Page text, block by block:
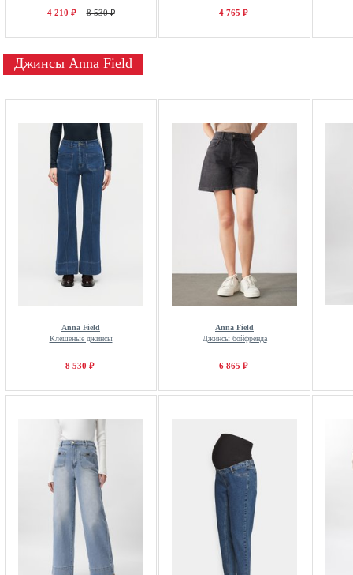
4 210 ₽ 8 530 ₽ 4 765 ₽
Джинсы Anna Field
Anna Field
Клешеные джинсы
8 530 ₽
Anna Field
Джинсы бойфренда
6 865 ₽